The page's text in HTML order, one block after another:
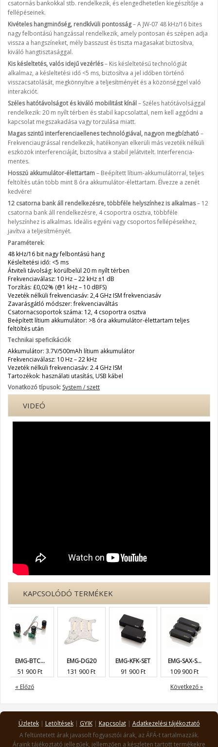
csatornás bankokkal stb. rendelkezik, és elengedhetetlen kiegészítője a
fellépéseinek.
Kivételes hangminőség, rendkívüli pontosság– A JW-07 48 kHz/16 bites
nagy felbontású hangzással rendelkezik, amely pontosan és szépen adja
vissza a hangszíneket, mély basszust és tiszta magasakat biztosítva,
kiváló hangtisztasággal.
Kis késleltetés, valós idejű vezérlés– Kis késleltetésű technológiát
alkalmaz, a késleltetési idő <5 ms, biztosítva a jel időben történő
visszacsatolását, megkönnyítve a teljesítményét és a közönséggel való
interakciót.
Széles hatótávolságot és kiváló mobilitást kínál– Széles hatótávolsággal
rendelkezik: 20 m nyílt térben és stabil kapcsolattal, nem kell aggódni a
kapcsolat megszakadása vagy torzulása miatt.
Magas szintű interferenciaellenes technológiával, nagyon megbízható–
Frekvenciaugrással rendelkezik, hatékonyan elkerüli más vezeték nélküli
eszközök interferenciáját, biztosítva a stabil jelátvitelt. Interferencia-
mentes.
Hosszú akkumulátor-élettartam– Beépített lítium-akkumulátorral, teljes
feltöltés után több mint 8 óra akkumulátor-élettartam. Élvezze a zenét
kedvére!
12 csatorna bank áll rendelkezésre, többféle helyszínhez is alkalmas– 12
csatorna bank áll rendelkezésre, 4 csoportra osztva, többféle
helyszínhez is alkalmas. Ideális egyéni vagy csoportos fellépésekhez,
javítva a teljesítményét.
Paraméterek:
48 kHz/16 bit nagy felbontású hang
Késleltetési idő: <5 ms
Átviteli távolság: körülbelül 20 m nyílt térben
Frekvenciaválasz: 10 Hz – 22 kHz ±1 dB
Torzítás: £0,02% (@1 kHz – 10 dBFS)
Vezeték nélküli frekvenciasáv: 2,4 GHz ISM frekvenciasáv
Zavarásgátló módszer: frekvenciaváltás
Csatornacsoportok száma: 12, 4 csoportra osztva
Beépített lítium akkumulátor: >8 óra akkumulátor-élettartam teljes
feltöltés után
Technikai speficikációk
Akkumulátor: 3.7V/500mAh lítium akkumulátor
Frekvenciaválasz: 10 Hz – 22 kHz
Vezeték nélküli frekvenciasáv: 2.4 GHz ISM
Tartozékok: használati utasítás, USB kábel
Vonatkozó típusok: System / szett
VIDEÓ
KAPCSOLÓDÓ TERMÉKEK
« Előző
EMG-BTC...
51 900 Ft
EMG-DG20
131 900 Ft
EMG-KFK-SET
91 900 Ft
EMG-SAX-S...
109 900 Ft
Következő »
Üzletek| Letöltések| GYIK| Kapcsolat| Adatkezelési tájékoztató
A feltüntetett árak javasolt fogyasztói árak, az ÁFÁ-t tartalmazzák.
Áraink tájékoztató jellegűek, jellemzően a készleten tartott termékekre